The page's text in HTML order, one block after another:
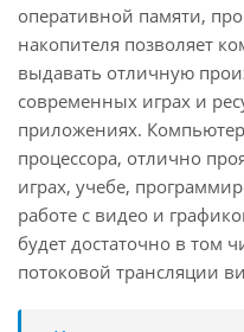
оперативной памяти,
накопителя позволяет
выдавать отличную
современных играх и
приложениях.
процессора, отлично
играх, учебе,
работе с видео и
будет достаточно в том
потоковой трансляции